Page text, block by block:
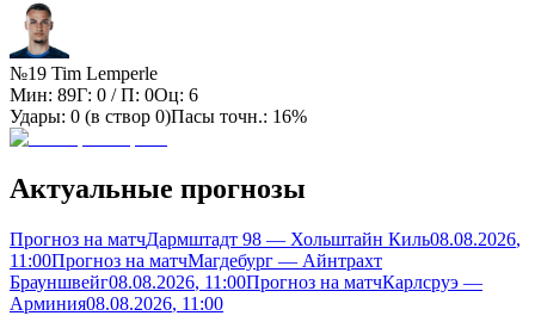
№19 Tim Lemperle
Мин: 89Г: 0 / П: 0Оц: 6
Удары: 0 (в створ 0)Пасы точн.: 16%
Актуальные прогнозы
Прогноз на матчДармштадт 98 — Хольштайн Киль08.08.2026,
11:00Прогноз на матчМагдебург — Айнтрахт
Брауншвейг08.08.2026, 11:00Прогноз на матчКарлсруэ —
Арминия08.08.2026, 11:00